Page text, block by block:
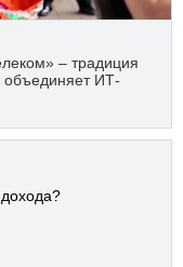
– традиция
объединяет ИТ-